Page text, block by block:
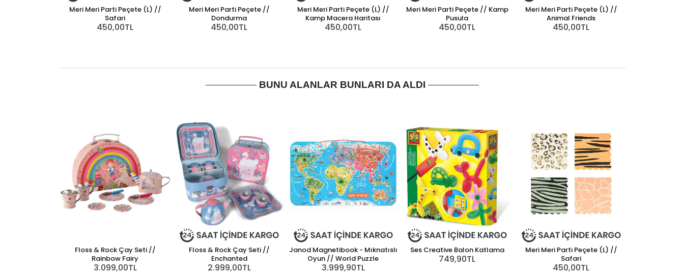
Meri Meri Parti Peçete (L) //
Safari
450,00TL
Meri Meri Parti Peçete //
Dondurma
450,00TL
Meri Meri Parti Peçete (L) //
Kamp Macera Haritası
450,00TL
Meri Meri Parti Peçete // Kamp
Pusula
450,00TL
Meri Meri Parti Peçete (L) //
Animal Friends
450,00TL
BUNU ALANLAR BUNLARI DA ALDI
Floss & Rock Çay Seti //
Rainbow Fairy
3.099,00TL
Floss & Rock Çay Seti //
Enchanted
2.999,00TL
Janod Magnetibook - Mıknatıslı
Oyun // World Puzzle
3.999,90TL
Ses Creative Balon Katlama
749,90TL
Meri Meri Parti Peçete (L) //
Safari
450,00TL